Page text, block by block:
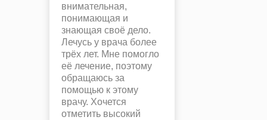
внимательная,
понимающая и
знающая своё дело.
Лечусь у врача более
трёх лет. Мне помогло
её лечение, поэтому
обращаюсь за
помощью к этому
врачу. Хочется
отметить высокий